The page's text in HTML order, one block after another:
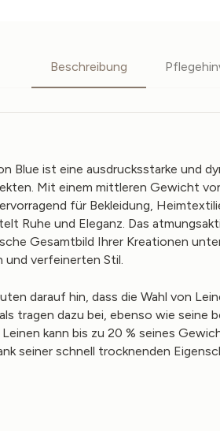
Beschreibung
Blue ist eine ausdrucksstarke und
Mit einem mittleren Gewicht
für Bekleidung,
Ruhe und Eleganz. Das
Gesamtbild Ihrer Kreationen
verfeinerten Stil.
darauf hin, dass die Wahl von
tragen dazu bei, ebenso wie
kann bis zu 20 % seines
seiner schnell trocknenden